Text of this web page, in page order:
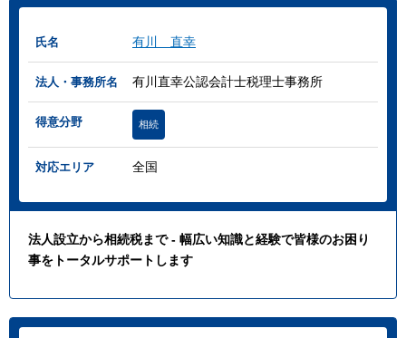
氏名 有川 直幸
法人・事務所名 有川直幸公認会計士税理士事務所
得意分野 相続
対応エリア 全国
法人設立から相続税まで - 幅広い知識と経験で皆様のお困り
事をトータルサポートします